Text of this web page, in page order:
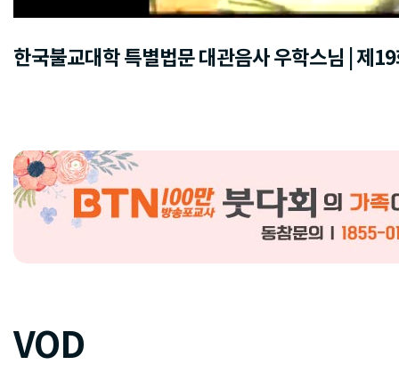
한국불교대학 특별법문 대관음사 우학스님 | 제